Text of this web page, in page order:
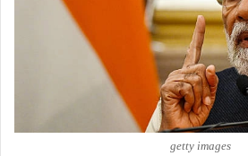
getty images